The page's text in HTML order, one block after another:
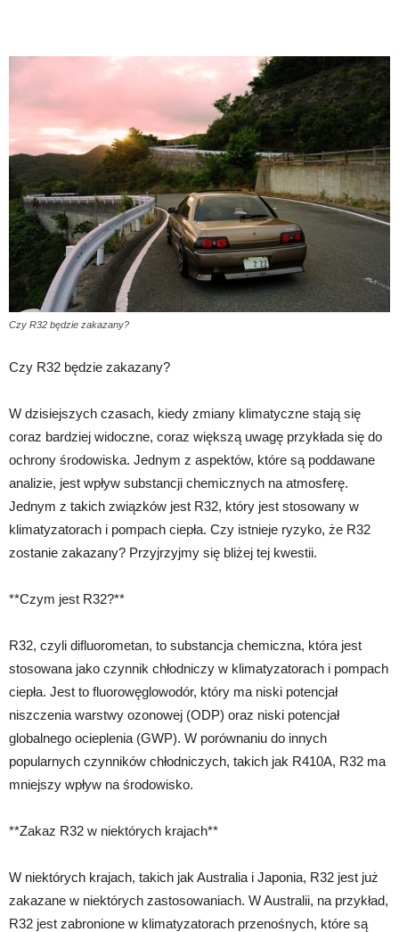
Czy R32 będzie zakazany?
Czy R32 będzie zakazany?
W dzisiejszych czasach, kiedy zmiany klimatyczne stają się
coraz bardziej widoczne, coraz większą uwagę przykłada się do
ochrony środowiska. Jednym z aspektów, które są poddawane
analizie, jest wpływ substancji chemicznych na atmosferę.
Jednym z takich związków jest R32, który jest stosowany w
klimatyzatorach i pompach ciepła. Czy istnieje ryzyko, że R32
zostanie zakazany? Przyjrzyjmy się bliżej tej kwestii.
**Czym jest R32?**
R32, czyli difluorometan, to substancja chemiczna, która jest
stosowana jako czynnik chłodniczy w klimatyzatorach i pompach
ciepła. Jest to fluorowęglowodór, który ma niski potencjał
niszczenia warstwy ozonowej (ODP) oraz niski potencjał
globalnego ocieplenia (GWP). W porównaniu do innych
popularnych czynników chłodniczych, takich jak R410A, R32 ma
mniejszy wpływ na środowisko.
**Zakaz R32 w niektórych krajach**
W niektórych krajach, takich jak Australia i Japonia, R32 jest już
zakazane w niektórych zastosowaniach. W Australii, na przykład,
R32 jest zabronione w klimatyzatorach przenośnych, które są